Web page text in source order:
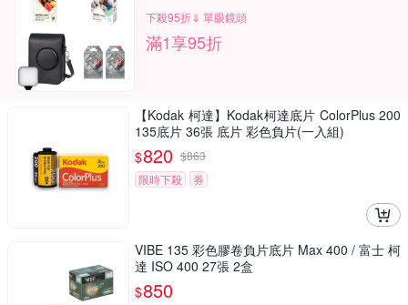
下殺95折⇓ 單眼鏡頭
滿1享95折
【Kodak 柯達】Kodak柯達底片 ColorPlus 200
135底片 36張 底片 彩色負片(一入組)
$820 $863
限時下殺
券
VIBE 135 彩色膠卷負片底片 Max 400 / 富士 柯
達 ISO 400 27張 2盒
$850